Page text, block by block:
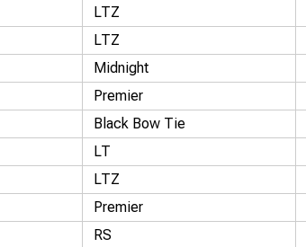
LTZ
LTZ
Midnight
Premier
Black Bow Tie
LT
LTZ
Premier
RS